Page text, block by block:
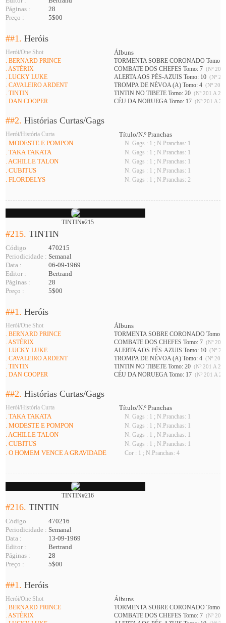
Páginas :
28
Preço :
5$00
##1.Heróis
Herói/One Shot Álbuns
. BERNARD PRINCE
TORMENTA SOBRE CORONADO Tomo:
. ASTÉRIX
COMBATE DOS CHEFES Tomo: 7 (Nº 201
. LUCKY LUKE ALERTA AOS PÉS-AZUIS Tomo: 10 (Nº
. CAVALEIRO ARDENT TROMPA DE NÉVOA (A) Tomo: 4 (Nº 201
. TINTIN TINTIN NO TIBETE Tomo: 20 (Nº 201 A
. DAN COOPER CÉU DA NORUEGA Tomo: 17 (Nº 201 A
##2.Histórias Curtas/Gags
Herói/História Curta
Título/N.º Pranchas
. MODESTE E POMPON
N. Gags : 1 ; N.Pranchas: 1
. TAKA TAKATA N. Gags : 1 ; N.Pranchas: 1
. ACHILLE TALON N. Gags : 1 ; N.Pranchas: 1
. CUBITUS N. Gags : 1 ; N.Pranchas: 1
. FLORDELYS N. Gags : 1 ; N.Pranchas: 2
TINTIN#215
#215.TINTIN
Código
470215
Periodicidade : Semanal
Data :
06-09-1969
Editor :
Bertrand
Páginas :
28
Preço :
5$00
##1.Heróis
Herói/One Shot Álbuns
. BERNARD PRINCE
TORMENTA SOBRE CORONADO Tomo:
. ASTÉRIX
COMBATE DOS CHEFES Tomo: 7 (Nº 201
. LUCKY LUKE ALERTA AOS PÉS-AZUIS Tomo: 10 (Nº
. CAVALEIRO ARDENT TROMPA DE NÉVOA (A) Tomo: 4 (Nº 201
. TINTIN TINTIN NO TIBETE Tomo: 20 (Nº 201 A
. DAN COOPER CÉU DA NORUEGA Tomo: 17 (Nº 201 A
##2.Histórias Curtas/Gags
Herói/História Curta
Título/N.º Pranchas
. TAKA TAKATA
N. Gags : 1 ; N.Pranchas: 1
. MODESTE E POMPON N. Gags : 1 ; N.Pranchas: 1
. ACHILLE TALON N. Gags : 1 ; N.Pranchas: 1
. CUBITUS N. Gags : 1 ; N.Pranchas: 1
. O HOMEM VENCE A GRAVIDADE Cor : 1 ; N.Pranchas: 4
TINTIN#216
#216.TINTIN
Código
470216
Periodicidade : Semanal
Data :
13-09-1969
Editor :
Bertrand
Páginas :
28
Preço :
5$00
##1.Heróis
Herói/One Shot Álbuns
. BERNARD PRINCE
TORMENTA SOBRE CORONADO Tomo:
. ASTÉRIX
COMBATE DOS CHEFES Tomo: 7 (Nº 201